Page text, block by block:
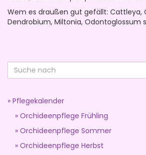
Wem es draußen gut gefällt: Cattleya,
Dendrobium, Miltonia, Odontoglossum
Pflegekalender
Orchideenpflege Frühling
Orchideenpflege Sommer
Orchideenpflege Herbst